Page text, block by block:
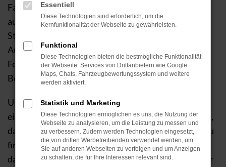
Fahrzeug, das Sie in jeder Situation begleitet – sei es
auf anspruchsvollen Offroad-Strecken oder auf der
Straße. Bei Autohaus H&H GmbH, Ihrem Ford
Autohaus, bieten wir Ihnen eine große Auswahl an
Ford Ecosport Modellen, die perfekt auf Ihre
Bedürfnisse und Wünsche zugeschnitten sind.
Unser erfahrenes Teamberät Sie gerne, wenn Sie
einen Ford Ecosport kaufen möchten, und hilft Ihnen,
das passende Modell sowie die ideale Ausstattung zu
finden. Ganz gleich, ob Sie nach einem Fahrzeug für
das tägliche Pendeln oder für Ihr nächstes Abenteuer
Essentiell
Diese Technologien sind erforderlich, um die
Kernfunktionalität der Webseite zu gewährleisten.
Funktional
Diese Technologien bieten die bestmögliche Funktionalität
der Webseite. Services von Drittanbietern wie Google
Maps, Chats, Fahrzeugbewertungssystem und weitere
werden aktiviert.
Statistik und Marketing
Diese Technologien ermöglichen es uns, die Nutzung der
Webseite zu analysieren, um die Leistung zu messen und
zu verbessern. Zudem werden Technologien eingesetzt,
die von dritten Werbetreibenden verwendet werden, um
Sie auf anderen Webseiten zu verfolgen und um Anzeigen
zu schalten, die für Ihre Interessen relevant sind.